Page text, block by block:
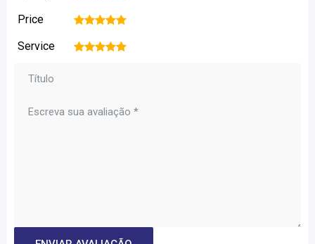
Price 5
4
3
2
Service 5
4
3
2